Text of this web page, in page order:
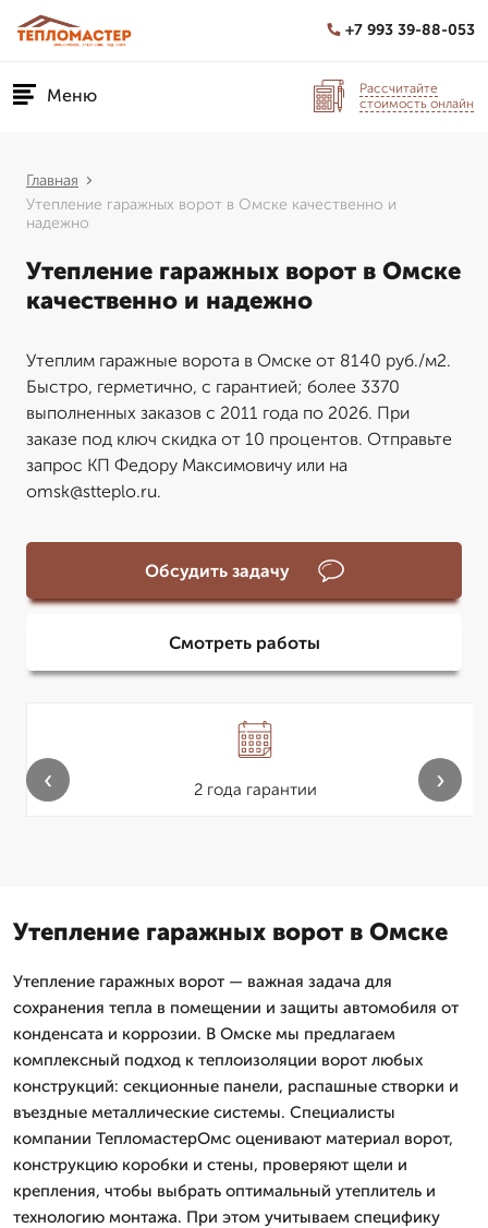
+7 993 39-88-053
Меню
Рассчитайте
стоимость онлайн
Главная
Утепление гаражных ворот в Омске качественно и
надежно
Утепление гаражных ворот в Омске
качественно и надежно
Утеплим гаражные ворота в Омске от 8140 руб./м2.
Быстро, герметично, с гарантией; более 3370
выполненных заказов с 2011 года по 2026. При
заказе под ключ скидка от 10 процентов. Отправьте
запрос КП Федору Максимовичу или на
omsk@stteplo.ru.
Обсудить задачу
Смотреть работы
2 года гарантии
‹ ›
Утепление гаражных ворот в Омске
Утепление гаражных ворот — важная задача для
сохранения тепла в помещении и защиты автомобиля от
конденсата и коррозии. В Омске мы предлагаем
комплексный подход к теплоизоляции ворот любых
конструкций: секционные панели, распашные створки и
въездные металлические системы. Специалисты
компании ТепломастерОмс оценивают материал ворот,
конструкцию коробки и стены, проверяют щели и
крепления, чтобы выбрать оптимальный утеплитель и
технологию монтажа. При этом учитываем специфику